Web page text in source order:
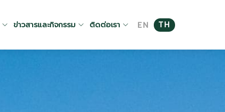
ข่าวสารและกิจกรรม ติดต่อเรา EN TH